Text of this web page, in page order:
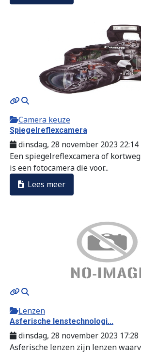
Camera keuze
Spiegelreflexcamera
dinsdag, 28 november 2023 22:14
Een spiegelreflexcamera of
is een fotocamera die voor...
Lees meer
Lenzen
Asferische lenstechnologi...
dinsdag, 28 november 2023 17:28
Asferische lenzen zijn lenzen